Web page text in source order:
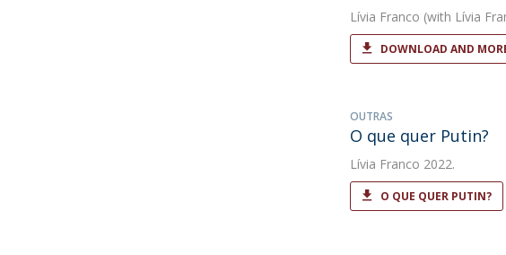
Lívia Franco (with Lívia
DOWNLOAD AND
OUTRAS
O que quer Putin?
Lívia Franco 2022.
O QUE QUER PUTIN?